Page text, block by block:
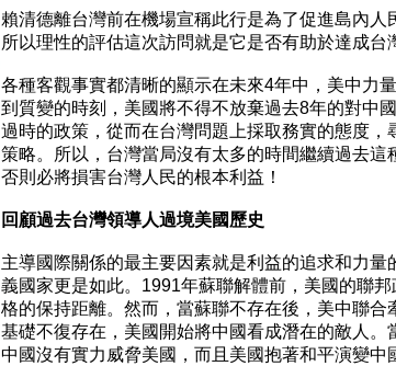
賴清德離台灣前在機場宣稱此行是為了促進島內人
所以理性的評估這次訪問就是它是否有助於達成台
各種客觀事實都清晰的顯示在未來4年中，美中力
到質變的時刻，美國將不得不放棄過去8年的對中
過時的政策，從而在台灣問題上採取務實的態度，
策略。所以，台灣當局沒有太多的時間繼續過去這
否則必將損害台灣人民的根本利益！
回顧過去台灣領導人過境美國歷史
主導國際關係的最主要因素就是利益的追求和力量
義國家更是如此。1991年蘇聯解體前，美國的聯
格的保持距離。然而，當蘇聯不存在後，美中聯合
基礎不復存在，美國開始將中國看成潛在的敵人。
中國沒有實力威脅美國，而且美國抱著和平演變中